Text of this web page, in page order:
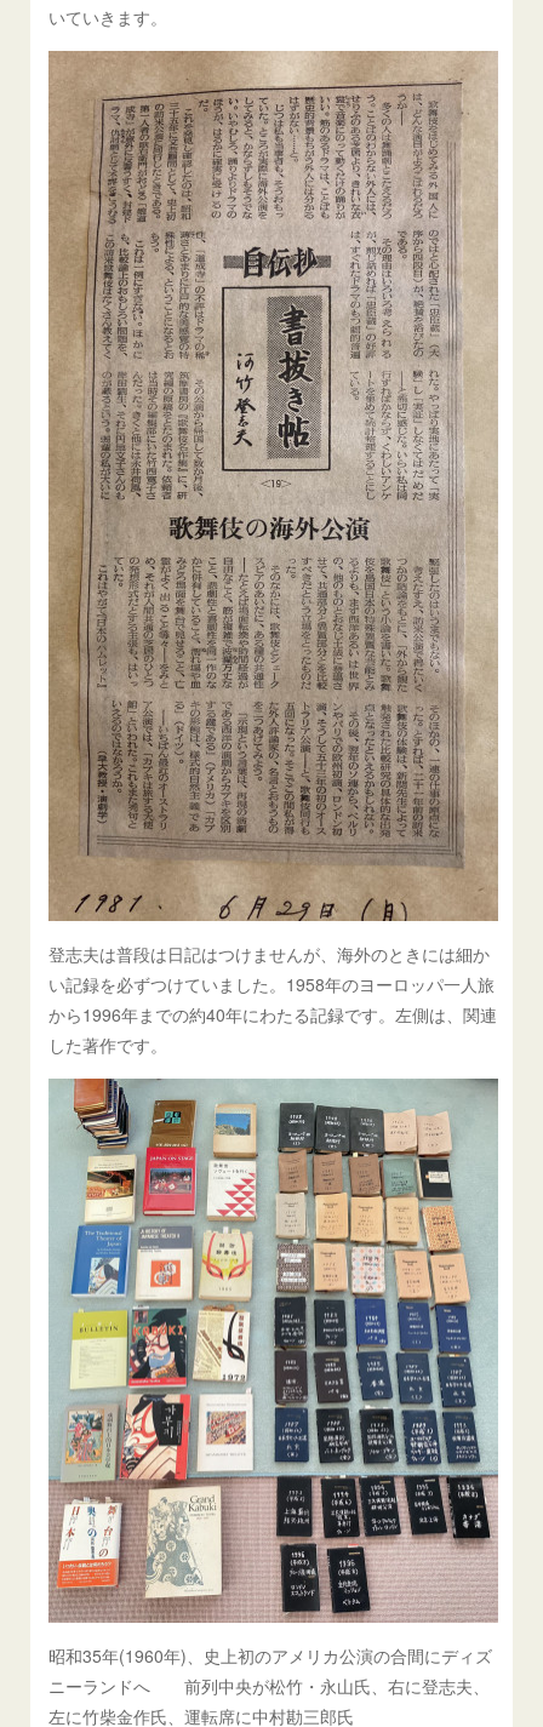
いていきます。
登志夫は普段は日記はつけませんが、海外のときには細か
い記録を必ずつけていました。1958年のヨーロッパ一人旅
から1996年までの約40年にわたる記録です。左側は、関連
した著作です。
昭和35年(1960年)、史上初のアメリカ公演の合間にディズ
ニーランドへ 前列中央が松竹・永山氏、右に登志夫、
左に竹柴金作氏、運転席に中村勘三郎氏